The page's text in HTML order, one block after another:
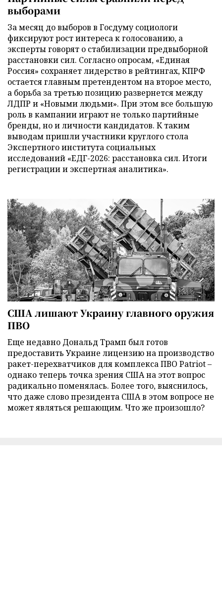
выборами
За месяц до выборов в Госдуму социологи
фиксируют рост интереса к голосованию, а
эксперты говорят о стабилизации предвыборной
расстановки сил. Согласно опросам, «Единая
Россия» сохраняет лидерство в рейтингах, КПРФ
остается главным претендентом на второе место,
а борьба за третью позицию развернется между
ЛДПР и «Новыми людьми». При этом все большую
роль в кампании играют не только партийные
бренды, но и личности кандидатов. К таким
выводам пришли участники круглого стола
Экспертного института социальных
исследований «ЕДГ-2026: расстановка сил. Итоги
регистрации и экспертная аналитика».
США лишают Украину главного оружия
ПВО
Еще недавно Дональд Трамп был готов
предоставить Украине лицензию на производство
ракет-перехватчиков для комплекса ПВО Patriot –
однако теперь точка зрения США на этот вопрос
радикально поменялась. Более того, выяснилось,
что даже слово президента США в этом вопросе не
может являться решающим. Что же произошло?